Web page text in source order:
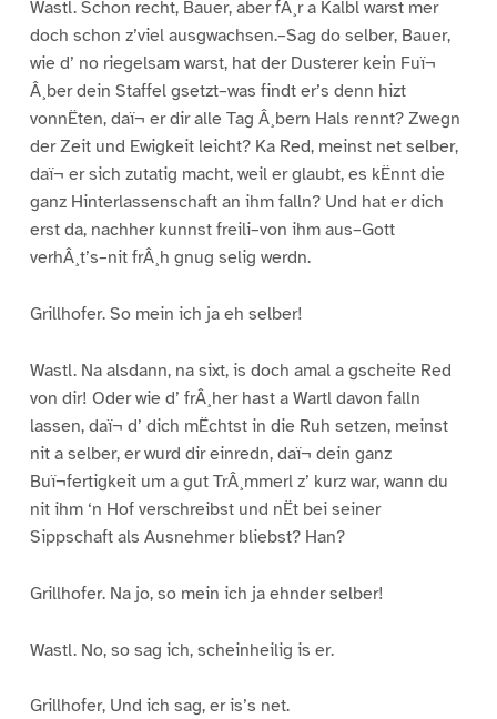
Wastl. Schon recht, Bauer, aber fÂ¸r a Kalbl warst mer
doch schon z’viel ausgwachsen.–Sag do selber, Bauer,
wie d’ no riegelsam warst, hat der Dusterer kein Fuï¬
Â¸ber dein Staffel gsetzt–was findt er’s denn hizt
vonnËten, daï¬ er dir alle Tag Â¸bern Hals rennt? Zwegn
der Zeit und Ewigkeit leicht? Ka Red, meinst net selber,
daï¬ er sich zutatig macht, weil er glaubt, es kËnnt die
ganz Hinterlassenschaft an ihm falln? Und hat er dich
erst da, nachher kunnst freili–von ihm aus–Gott
verhÂ¸t’s–nit frÂ¸h gnug selig werdn.
Grillhofer. So mein ich ja eh selber!
Wastl. Na alsdann, na sixt, is doch amal a gscheite Red
von dir! Oder wie d’ frÂ¸her hast a Wartl davon falln
lassen, daï¬ d’ dich mËchtst in die Ruh setzen, meinst
nit a selber, er wurd dir einredn, daï¬ dein ganz
Buï¬fertigkeit um a gut TrÂ¸mmerl z’ kurz war, wann du
nit ihm ‘n Hof verschreibst und nËt bei seiner
Sippschaft als Ausnehmer bliebst? Han?
Grillhofer. Na jo, so mein ich ja ehnder selber!
Wastl. No, so sag ich, scheinheilig is er.
Grillhofer, Und ich sag, er is’s net.